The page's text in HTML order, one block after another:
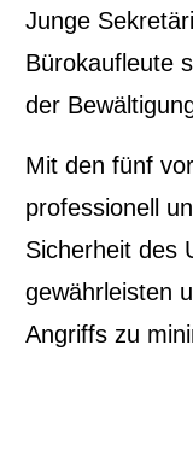
Junge
Bürokaufleute
der
Mit den fünf
professionell
Sicherheit des
gewährleisten
Angriffs zu